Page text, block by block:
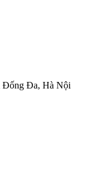
Đống Đa, Hà Nội